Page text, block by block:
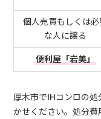
個人売買もしくは
な人に譲る
便利屋「岩美」
厚木市でIHコンロの
かせください。処分費